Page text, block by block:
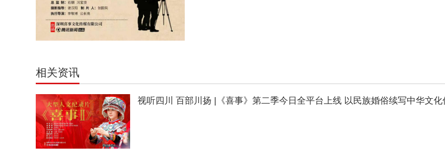
相关资讯
视听四川 百部川扬 |《喜事》第二季今日全平台上线 以民族婚俗续写中华文